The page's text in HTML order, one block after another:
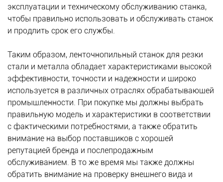
эксплуатации и техническому обслуживанию станка,
чтобы правильно использовать и обслуживать станок
и продлить срок его службы.
Таким образом, ленточнопильный станок для резки
стали и металла обладает характеристиками высокой
эффективности, точности и надежности и широко
используется в различных отраслях обрабатывающей
промышленности. При покупке мы должны выбрать
правильную модель и характеристики в соответствии
с фактическими потребностями, а также обратить
внимание на выбор поставщиков с хорошей
репутацией бренда и послепродажным
обслуживанием. В то же время мы также должны
обратить внимание на проверку внешнего вида и